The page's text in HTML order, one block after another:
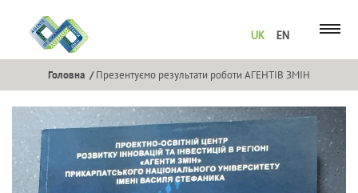
UK EN
Головна Презентуємо результати роботи АГЕНТІВ ЗМІН